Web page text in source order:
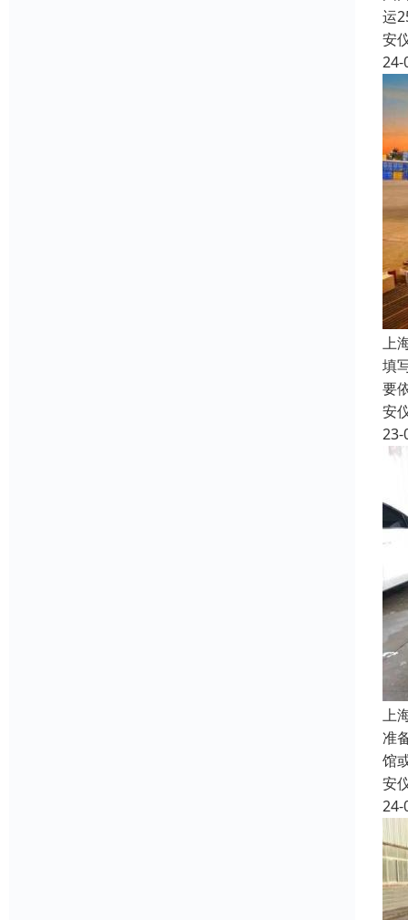
运
安
24-
上
填
要
安
23-
上
准
馆
安
24-